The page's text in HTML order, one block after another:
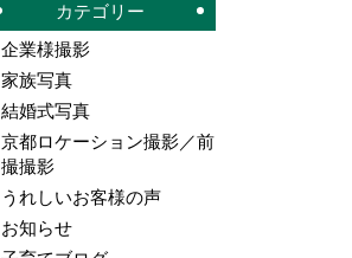
カテゴリー
企業様撮影
家族写真
結婚式写真
京都ロケーション撮影／前
撮撮影
うれしいお客様の声
お知らせ